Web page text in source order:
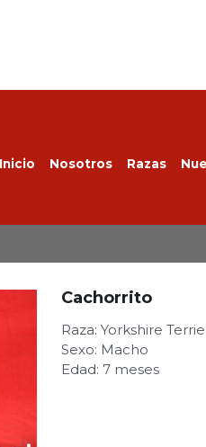
Inicio Nosotros Razas
Cachorrito
Raza: Yorkshire
Sexo: Macho
Edad: 7 meses